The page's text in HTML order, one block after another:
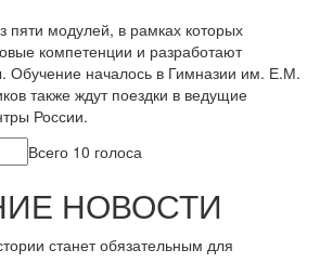
пяти модулей, в рамках которых
компетенции и разработают
Обучение началось в Гимназии им. Е.М.
также ждут поездки в ведущие
России.
Всего 10 голоса
НОВОСТИ